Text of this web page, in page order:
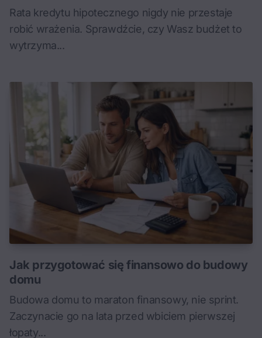
Rata kredytu hipotecznego nigdy nie przestaje
robić wrażenia. Sprawdźcie, czy Wasz budżet to
wytrzyma...
Jak przygotować się finansowo do budowy
domu
Budowa domu to maraton finansowy, nie sprint.
Zaczynacie go na lata przed wbiciem pierwszej
łopaty...